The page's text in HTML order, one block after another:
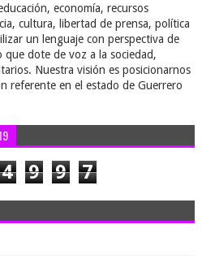
economía, recursos
cultura, libertad de prensa, política
un lenguaje con perspectiva de
dote de voz a la sociedad,
Nuestra visión es posicionarnos
referente en el estado de Guerrero
4 9 9 7